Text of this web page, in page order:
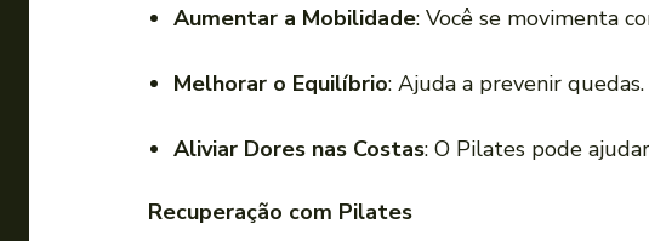
Aumentar a Mobilidade: Você se movimenta
Melhorar o Equilíbrio: Ajuda a prevenir quedas.
Aliviar Dores nas Costas: O Pilates pode
Recuperação com Pilates